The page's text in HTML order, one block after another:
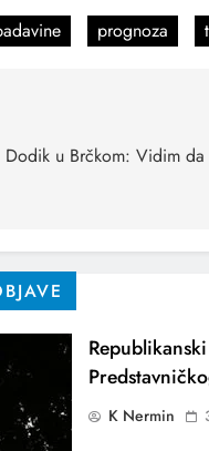
prognoza
Dodik u Brčkom: Vidim
K Nermin